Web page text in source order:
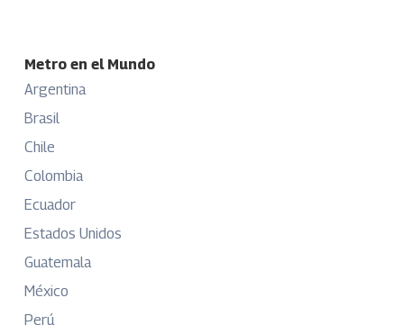
Metro en el Mundo
Argentina
Brasil
Chile
Colombia
Ecuador
Estados Unidos
Guatemala
México
Perú